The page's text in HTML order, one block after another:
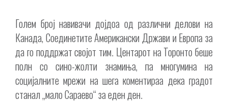
Голем број навивачи дојдоа од различни делови на
Канада, Соединетите Американски Држави и Европа за
да го поддржат својот тим. Центарот на Торонто беше
полн со сино-жолти знамиња, па многумина на
социјалните мрежи на шега коментираа дека градот
станал „мало Сараево“ за еден ден.